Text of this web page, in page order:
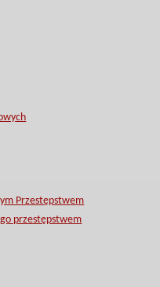
Przestępstwem
przestępstwem